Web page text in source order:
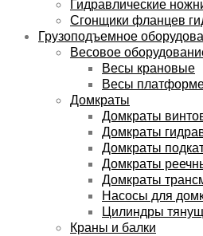
Гидравлические
Сгонщики фланцев
Грузоподъемное
Весовое
Весы крановые
Весы
Домкраты
Домкраты
Домкраты
Домкраты
Домкраты
Домкраты
Насосы для
Цилиндры
Краны и балки